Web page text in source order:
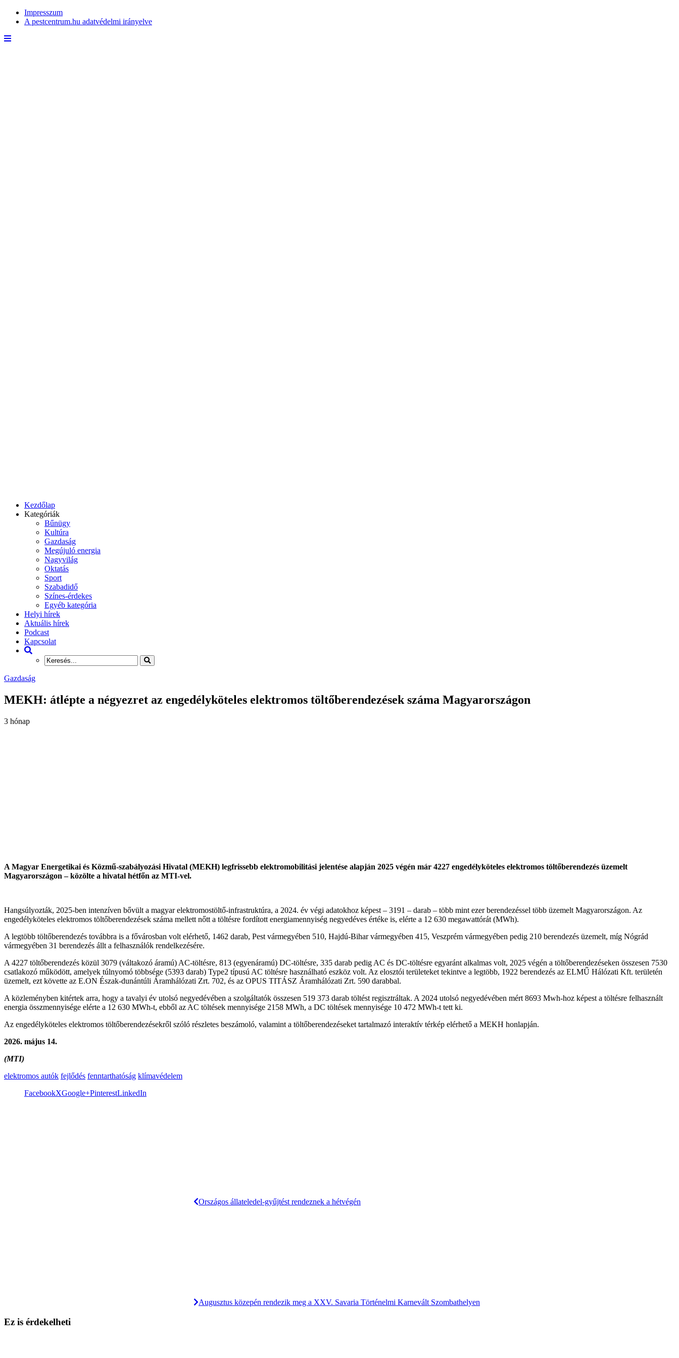
Impresszum
A pestcentrum.hu adatvédelmi irányelve
Kezdőlap
Kategóriák
Bűnügy
Kultúra
Gazdaság
Megújuló energia
Nagyvilág
Oktatás
Sport
Szabadidő
Színes-érdekes
Egyéb kategória
Helyi hírek
Aktuális hírek
Podcast
Kapcsolat
Gazdaság
MEKH: átlépte a négyezret az engedélyköteles elektromos töltőberendezések száma Magyarországon
3 hónap
A Magyar Energetikai és Közmű-szabályozási Hivatal (MEKH) legfrissebb elektromobilitási jelentése alapján 2025 végén már 4227 engedélyköteles elektromos töltőberendezés üzemelt
Magyarországon – közölte a hivatal hétfőn az MTI-vel.
Hangsúlyozták, 2025-ben intenzíven bővült a magyar elektromostöltő-infrastruktúra, a 2024. év végi adatokhoz képest – 3191 – darab – több mint ezer berendezéssel több üzemelt Magyarországon. Az
engedélyköteles elektromos töltőberendezések száma mellett nőtt a töltésre fordított energiamennyiség negyedéves értéke is, elérte a 12 630 megawattórát (MWh).
A legtöbb töltőberendezés továbbra is a fővárosban volt elérhető, 1462 darab, Pest vármegyében 510, Hajdú-Bihar vármegyében 415, Veszprém vármegyében pedig 210 berendezés üzemelt, míg Nógrád
vármegyében 31 berendezés állt a felhasználók rendelkezésére.
A 4227 töltőberendezés közül 3079 (váltakozó áramú) AC-töltésre, 813 (egyenáramú) DC-töltésre, 335 darab pedig AC és DC-töltésre egyaránt alkalmas volt, 2025 végén a töltőberendezéseken összesen 7530
csatlakozó működött, amelyek túlnyomó többsége (5393 darab) Type2 típusú AC töltésre használható eszköz volt. Az elosztói területeket tekintve a legtöbb, 1922 berendezés az ELMŰ Hálózati Kft. területén
üzemelt, ezt követte az E.ON Észak-dunántúli Áramhálózati Zrt. 702, és az OPUS TITÁSZ Áramhálózati Zrt. 590 darabbal.
A közleményben kitértek arra, hogy a tavalyi év utolsó negyedévében a szolgáltatók összesen 519 373 darab töltést regisztráltak. A 2024 utolsó negyedévében mért 8693 Mwh-hoz képest a töltésre felhasznált
energia összmennyisége elérte a 12 630 MWh-t, ebből az AC töltések mennyisége 2158 MWh, a DC töltések mennyisége 10 472 MWh-t tett ki.
Az engedélyköteles elektromos töltőberendezésekről szóló részletes beszámoló, valamint a töltőberendezéseket tartalmazó interaktív térkép elérhető a MEKH honlapján.
2026. május 14.
(MTI)
elektromos autók fejlődés fenntarthatóság klímavédelem
FacebookXGoogle+PinterestLinkedIn
Országos állateledel-gyűjtést rendeznek a hétvégén
Augusztus közepén rendezik meg a XXV. Savaria Történelmi Karnevált Szombathelyen
Ez is érdekelheti